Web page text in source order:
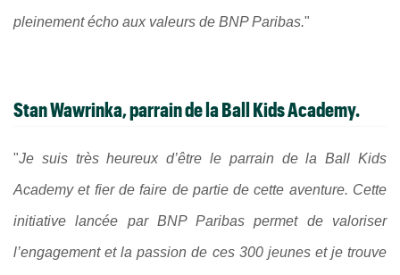
pleinement écho aux valeurs de BNP Paribas."
Stan Wawrinka, parrain de la Ball Kids Academy.
"Je suis très heureux d’être le parrain de la Ball Kids
Academy et fier de faire de partie de cette aventure. Cette
initiative lancée par BNP Paribas permet de valoriser
l’engagement et la passion de ces 300 jeunes et je trouve